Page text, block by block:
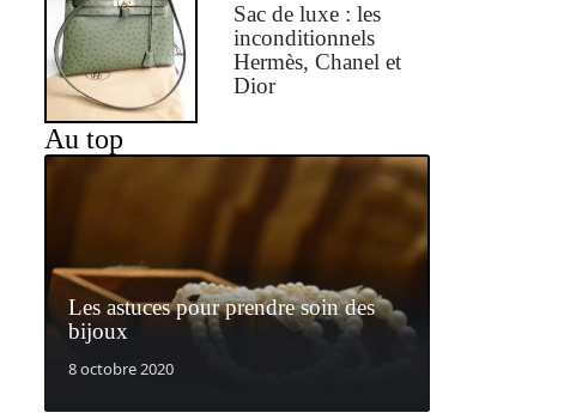
Sac de luxe : les
inconditionnels
Hermès, Chanel et
Dior
Au top
Les astuces pour prendre soin des
bijoux
8 octobre 2020